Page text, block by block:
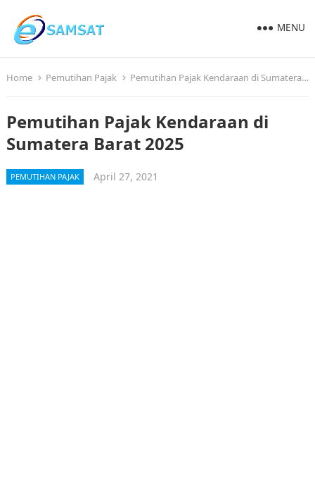
MENU
Home Pemutihan Pajak Pemutihan Pajak Kendaraan di Sumatera Barat 2025
Pemutihan Pajak Kendaraan di
Sumatera Barat 2025
PEMUTIHAN PAJAK April 27, 2021